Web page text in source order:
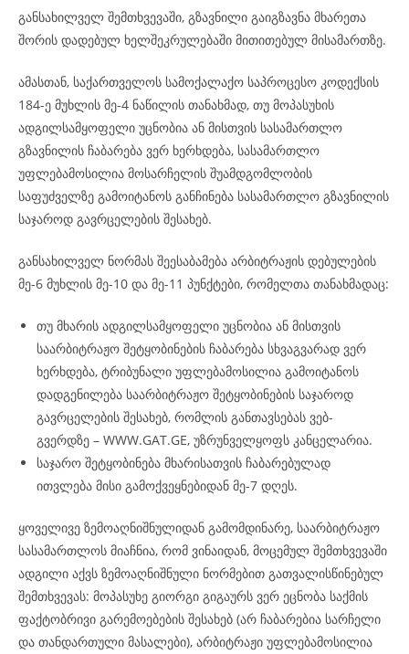
განსახილველ შემთხვევაში, გზავნილი გაიგზავნა მხარეთა
შორის დადებულ ხელშეკრულებაში მითითებულ მისამართზე.
ამასთან, საქართველოს სამოქალაქო საპროცესო კოდექსის
184-ე მუხლის მე-4 ნაწილის თანახმად, თუ მოპასუხის
ადგილსამყოფელი უცნობია ან მისთვის სასამართლო
გზავნილის ჩაბარება ვერ ხერხდება, სასამართლო
უფლებამოსილია მოსარჩელის შუამდგომლობის
საფუძველზე გამოიტანოს განჩინება სასამართლო გზავნილის
საჯაროდ გავრცელების შესახებ.
განსახილველ ნორმას შეესაბამება არბიტრაჟის დებულების
მე-6 მუხლის მე-10 და მე-11 პუნქტები, რომელთა თანახმადაც:
თუ მხარის ადგილსამყოფელი უცნობია ან მისთვის
საარბიტრაჟო შეტყობინების ჩაბარება სხვაგვარად ვერ
ხერხდება, ტრიბუნალი უფლებამოსილია გამოიტანოს
დადგენილება საარბიტრაჟო შეტყობინების საჯაროდ
გავრცელების შესახებ, რომლის განთავსებას ვებ-
გვერდზე – WWW.GAT.GE, უზრუნველყოფს კანცელარია.
საჯარო შეტყობინება მხარისათვის ჩაბარებულად
ითვლება მისი გამოქვეყნებიდან მე-7 დღეს.
ყოველივე ზემოაღნიშნულიდან გამომდინარე, საარბიტრაჟო
სასამართლოს მიაჩნია, რომ ვინაიდან, მოცემულ შემთხვევაში
ადგილი აქვს ზემოაღნიშნული ნორმებით გათვალისწინებულ
შემთხვევას: მოპასუხე გიორგი გიგაურს ვერ ეცნობა საქმის
ფაქტობრივი გარემოებების შესახებ (არ ჩაბარებია სარჩელი
და თანდართული მასალები), არბიტრაჟი უფლებამოსილია